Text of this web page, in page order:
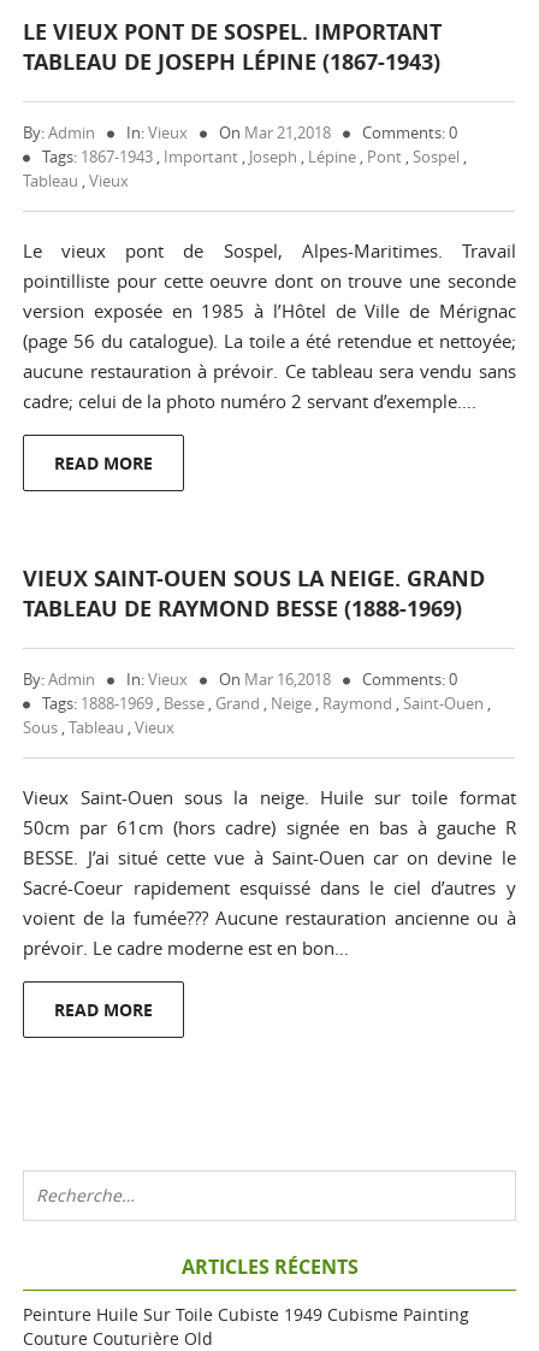
LE VIEUX PONT DE SOSPEL. IMPORTANT
TABLEAU DE JOSEPH LÉPINE (1867-1943)
By:Admin In:Vieux On Mar 21,2018
Comments: 0
Tags: 1867-1943 , Important , Joseph , Lépine , Pont ,Sospel ,
Tableau ,Vieux
Le vieux pont de Sospel, Alpes-Maritimes. Travail
pointilliste pour cette oeuvre dont on trouve une seconde
version exposée en 1985 à l’Hôtel de Ville de Mérignac
(page 56 du catalogue). La toile a été retendue et nettoyée;
aucune restauration à prévoir. Ce tableau sera vendu sans
cadre; celui de la photo numéro 2 servant d’exemple….
READ MORE
VIEUX SAINT-OUEN SOUS LA NEIGE. GRAND
TABLEAU DE RAYMOND BESSE (1888-1969)
By:Admin In:Vieux On Mar 16,2018
Comments: 0
Tags: 1888-1969 , Besse , Grand , Neige , Raymond ,Saint-Ouen ,
Sous ,Tableau ,Vieux
Vieux Saint-Ouen sous la neige. Huile sur toile format
50cm par 61cm (hors cadre) signée en bas à gauche R
BESSE. J’ai situé cette vue à Saint-Ouen car on devine le
Sacré-Coeur rapidement esquissé dans le ciel d’autres y
voient de la fumée??? Aucune restauration ancienne ou à
prévoir. Le cadre moderne est en bon…
READ MORE
ARTICLES RÉCENTS
Peinture Huile Sur Toile Cubiste 1949 Cubisme Painting
Couture Couturière Old